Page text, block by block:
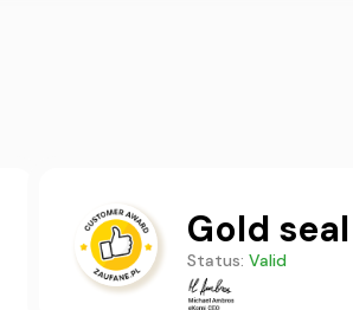
Gold seal
Status: Valid